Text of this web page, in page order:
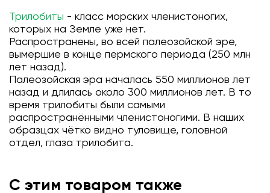
Трилобиты - класс морских членистоногих,
которых на Земле уже нет.
Распространены, во всей палеозойской эре,
вымершие в конце пермского периода (250 млн
лет назад).
Палеозойская эра началась 550 миллионов лет
назад и длилась около 300 миллионов лет. В то
время трилобиты были самыми
распространёнными членистоногими. В наших
образцах чётко видно туловище, головной
отдел, глаза трилобита.
С этим товаром также